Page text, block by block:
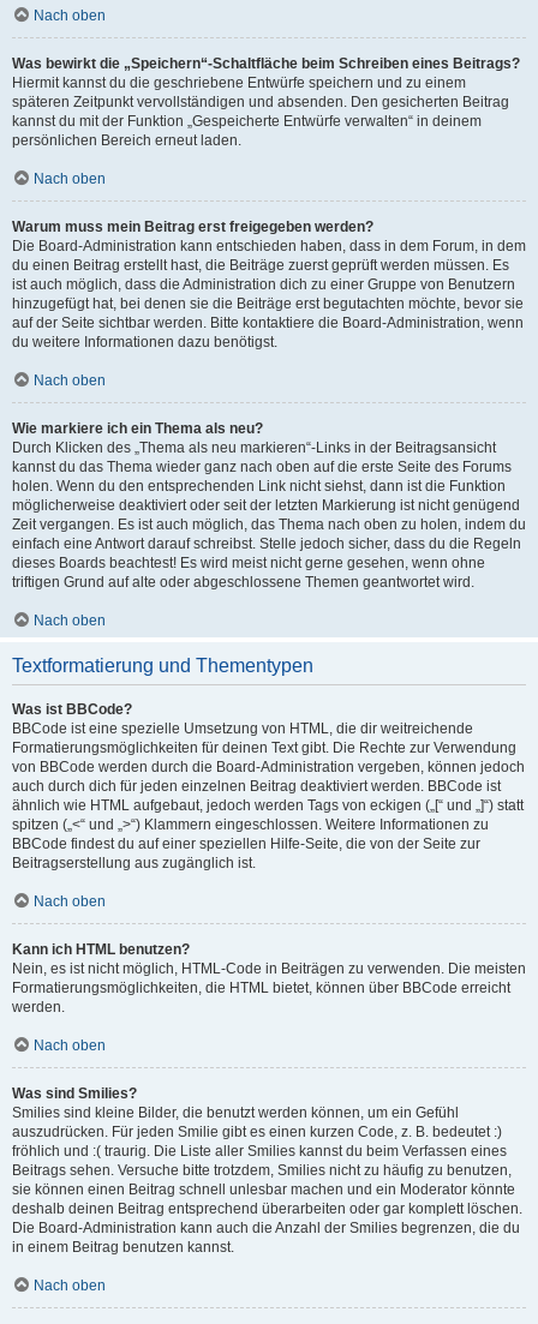
Nach oben
Was bewirkt die „Speichern“-Schaltfläche beim Schreiben eines Beitrags?
Hiermit kannst du die geschriebene Entwürfe speichern und zu einem
späteren Zeitpunkt vervollständigen und absenden. Den gesicherten Beitrag
kannst du mit der Funktion „Gespeicherte Entwürfe verwalten“ in deinem
persönlichen Bereich erneut laden.
Nach oben
Warum muss mein Beitrag erst freigegeben werden?
Die Board-Administration kann entschieden haben, dass in dem Forum, in dem
du einen Beitrag erstellt hast, die Beiträge zuerst geprüft werden müssen. Es
ist auch möglich, dass die Administration dich zu einer Gruppe von Benutzern
hinzugefügt hat, bei denen sie die Beiträge erst begutachten möchte, bevor sie
auf der Seite sichtbar werden. Bitte kontaktiere die Board-Administration, wenn
du weitere Informationen dazu benötigst.
Nach oben
Wie markiere ich ein Thema als neu?
Durch Klicken des „Thema als neu markieren“-Links in der Beitragsansicht
kannst du das Thema wieder ganz nach oben auf die erste Seite des Forums
holen. Wenn du den entsprechenden Link nicht siehst, dann ist die Funktion
möglicherweise deaktiviert oder seit der letzten Markierung ist nicht genügend
Zeit vergangen. Es ist auch möglich, das Thema nach oben zu holen, indem du
einfach eine Antwort darauf schreibst. Stelle jedoch sicher, dass du die Regeln
dieses Boards beachtest! Es wird meist nicht gerne gesehen, wenn ohne
triftigen Grund auf alte oder abgeschlossene Themen geantwortet wird.
Nach oben
Textformatierung und Thementypen
Was ist BBCode?
BBCode ist eine spezielle Umsetzung von HTML, die dir weitreichende
Formatierungsmöglichkeiten für deinen Text gibt. Die Rechte zur Verwendung
von BBCode werden durch die Board-Administration vergeben, können jedoch
auch durch dich für jeden einzelnen Beitrag deaktiviert werden. BBCode ist
ähnlich wie HTML aufgebaut, jedoch werden Tags von eckigen („[“ und „]“) statt
spitzen („<“ und „>“) Klammern eingeschlossen. Weitere Informationen zu
BBCode findest du auf einer speziellen Hilfe-Seite, die von der Seite zur
Beitragserstellung aus zugänglich ist.
Nach oben
Kann ich HTML benutzen?
Nein, es ist nicht möglich, HTML-Code in Beiträgen zu verwenden. Die meisten
Formatierungsmöglichkeiten, die HTML bietet, können über BBCode erreicht
werden.
Nach oben
Was sind Smilies?
Smilies sind kleine Bilder, die benutzt werden können, um ein Gefühl
auszudrücken. Für jeden Smilie gibt es einen kurzen Code, z. B. bedeutet :)
fröhlich und :( traurig. Die Liste aller Smilies kannst du beim Verfassen eines
Beitrags sehen. Versuche bitte trotzdem, Smilies nicht zu häufig zu benutzen,
sie können einen Beitrag schnell unlesbar machen und ein Moderator könnte
deshalb deinen Beitrag entsprechend überarbeiten oder gar komplett löschen.
Die Board-Administration kann auch die Anzahl der Smilies begrenzen, die du
in einem Beitrag benutzen kannst.
Nach oben